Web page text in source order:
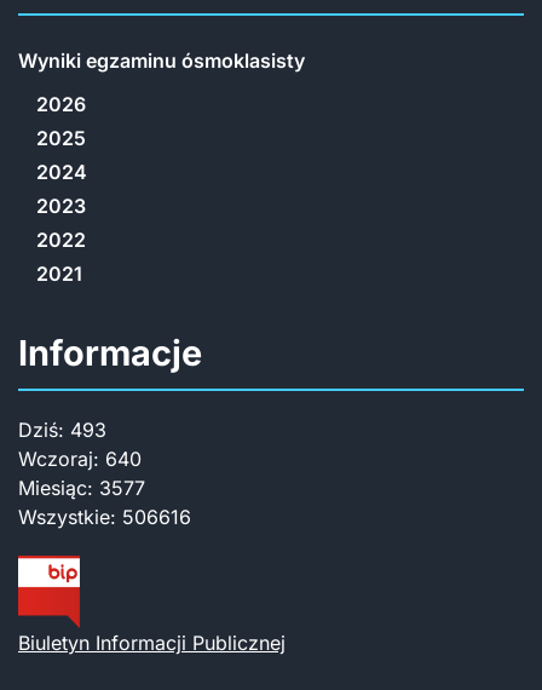
Wyniki egzaminu ósmoklasisty
2026
2025
2024
2023
2022
2021
Informacje
Dziś: 493
Wczoraj: 640
Miesiąc: 3577
Wszystkie: 506616
Biuletyn Informacji Publicznej